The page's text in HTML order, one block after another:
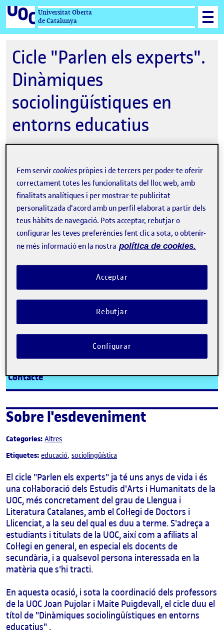
Universitat Oberta
de Catalunya
Cicle "Parlen els experts".
Dinàmiques
sociolingüístiques en
entorns educatius
19-04-2018 18:00
Col·legi Oficial de Doctors i Llicenciat en Filosofia i
Lletres i en Ciències de Catalunya, Rambla de
Catalunya, 8
Organitzat perla UOC. Grau de Llengua i
Literatura Catalanes
Tweet
Contacte
Sobre l'esdeveniment
Categories: Altres
Etiquetes: educació sociolingüística
El cicle "Parlen els experts" ja té uns anys de vida i és
una col·laboració dels Estudis d'Arts i Humanitats de la
UOC, més concretament del grau de Llengua i
Literatura Catalanes, amb el Col·legi de Doctors i
Llicenciat, a la seu del qual es duu a terme. S'adreça a
estudiants i titulats de la UOC, així com a afiliats al
Col·legi en general, en especial els docents de
secundària, i a qualsevol persona interessada en la
matèria que s'hi tracti.
En aquesta ocasió, i sota la coordinació dels professors
de la UOC Joan Pujolar i Maite Puigdevall, el cicle duu el
títol de "Dinàmiques sociolingüístiques en entorns
educatius" .
Fem servircookies pròpies i de tercers per poder-te oferir
correctament totes les funcionalitats del lloc web, amb
finalitats analítiques i per mostrar-te publicitat
personalitzada d'acord amb un perfil elaborat a partir dels
teus hàbits de navegació. Pots acceptar, rebutjar o
configurar les teves preferències fent clic a sota, o obtenir-
ne més informació en la nostra política de cookies.
Rebutjar
Acceptar
Configurar